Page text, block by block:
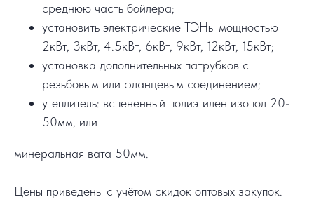
среднюю часть бойлера;
установить электрические ТЭНы мощностью
2кВт, 3кВт, 4.5кВт, 6кВт, 9кВт, 12кВт, 15кВт;
установка дополнительных патрубков с
резьбовым или фланцевым соединением;
утеплитель: вспененный полиэтилен изопол 20-
50мм, или
минеральная вата 50мм.
Цены приведены с учётом скидок оптовых закупок.